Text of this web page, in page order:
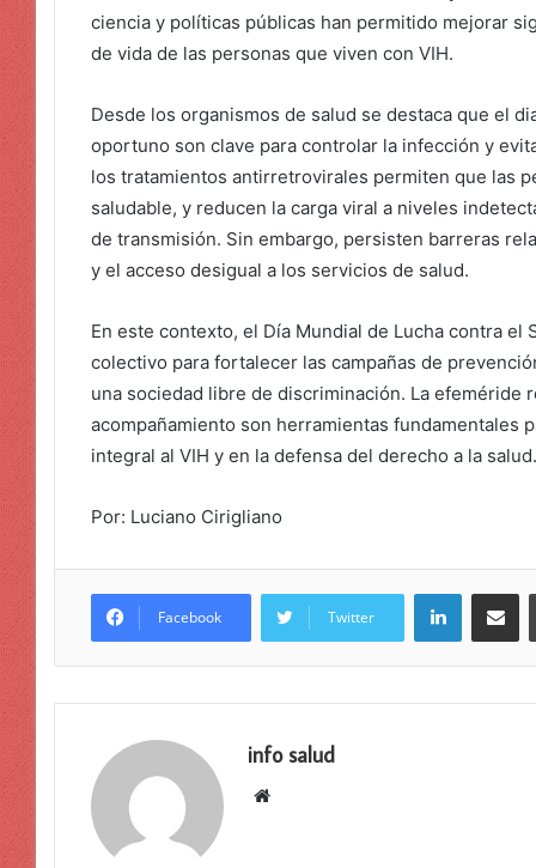
ciencia y políticas públicas han permitido mejorar
de vida de las personas que viven con VIH.
Desde los organismos de salud se destaca que el
oportuno son clave para controlar la infección y
los tratamientos antirretrovirales permiten que las
saludable, y reducen la carga viral a niveles
de transmisión. Sin embargo, persisten barreras
y el acceso desigual a los servicios de salud.
En este contexto, el Día Mundial de Lucha contra el
colectivo para fortalecer las campañas de
una sociedad libre de discriminación. La efeméride
acompañamiento son herramientas fundamentales
integral al VIH y en la defensa del derecho a la salud.
Por: Luciano Cirigliano
Facebook Twitter
LinkedIn
info salud
Sitio